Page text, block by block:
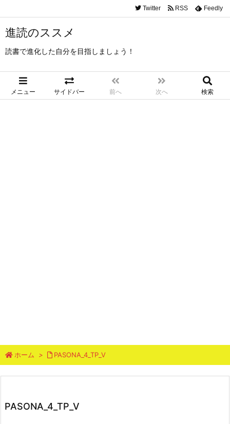
進読のススメ
読書で進化した自分を目指しましょう！
メニュー サイドバー 前へ 次へ 検索
Twitter RSS Feedly
ホーム > PASONA_4_TP_V
PASONA_4_TP_V